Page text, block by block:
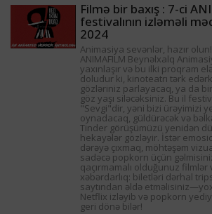
Filmə bir baxış : 7-ci
festivalının izləməli
2024
Animasiya sevənlər, hazır
ANIMAFILM Beynəlxalq
yaxınlaşır və bu ilki proqram
doludur ki, kinoteatrı tərk
gözləriniz parlayacaq, ya da
göz yaşı siləcəksiniz. Bu il
"Sevgi"dir, yəni bizi ürəyimizi
oynadacaq, güldürəcək və
Tinder görüşümüzü yenidən
hekayələr gözləyir. İstər
dərəyə çıxmaq, möhtəşəm
sadəcə popkorn üçün
qaçırmamalı olduğunuz filmlər
xəbərdarlıq: biletləri dərhal
saytından əldə
Netflix izləyib və popkorn
geri dönə bilər!